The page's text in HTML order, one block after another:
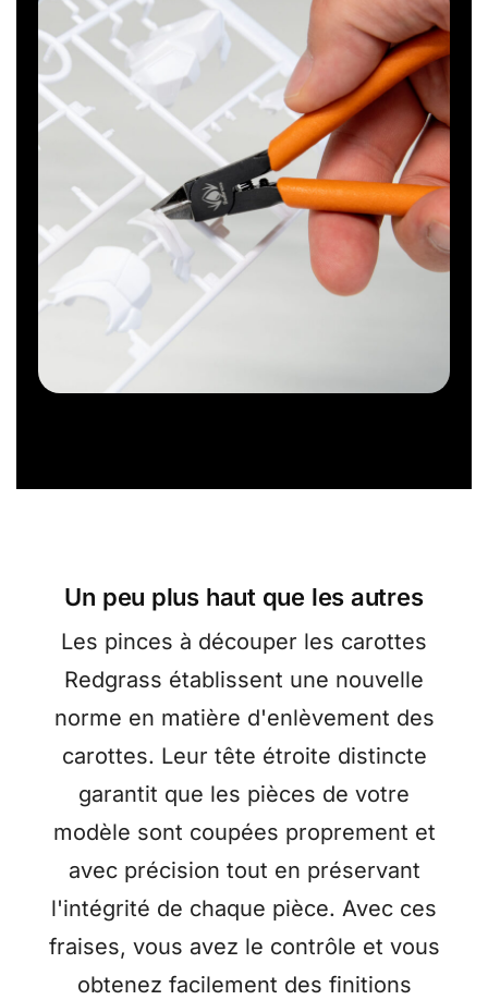
Un peu plus haut que les autres
Les pinces à découper les carottes
Redgrass établissent une nouvelle
norme en matière d'enlèvement des
carottes. Leur tête étroite distincte
garantit que les pièces de votre
modèle sont coupées proprement et
avec précision tout en préservant
l'intégrité de chaque pièce. Avec ces
fraises, vous avez le contrôle et vous
obtenez facilement des finitions